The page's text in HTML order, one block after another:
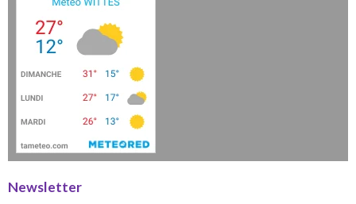
Newsletter